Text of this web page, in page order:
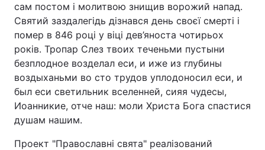
сам постом і молитвою знищив ворожий напад.
Святий заздалегідь дізнався день своєї смерті і
помер в 846 році у віці дев’яноста чотирьох
років. Тропар Слез твоих теченьми пустыни
безплодное возделал еси, и иже из глубины
воздыханьми во сто трудов уплодоносил еси, и
был еси светильник вселенней, сияя чудесы,
Иоанникие, отче наш: моли Христа Бога спастися
душам нашим.
Проект "Православні свята" реалізований